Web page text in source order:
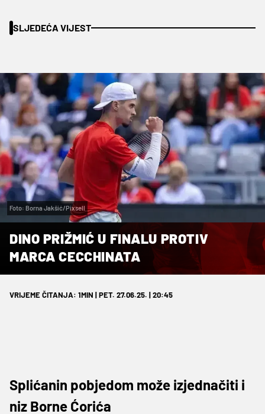
SLJEDEĆA VIJEST
Foto: Borna Jakšić/Pixsell
DINO PRIŽMIĆ U FINALU PROTIV
MARCA CECCHINATA
VRIJEME ČITANJA: 1MIN | PET. 27.06.25. | 20:45
Splićanin pobjedom može izjednačiti i
niz Borne Ćorića